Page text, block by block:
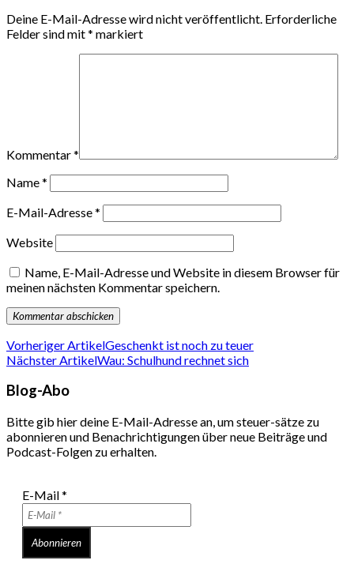
Deine E-Mail-Adresse wird nicht veröffentlicht. Erforderliche
Felder sind mit* markiert
Kommentar*
Name*
E-Mail-Adresse*
Website
Name, E-Mail-Adresse und Website in diesem Browser für
meinen nächsten Kommentar speichern.
Vorheriger ArtikelGeschenkt ist noch zu teuer
Nächster ArtikelWau: Schulhund rechnet sich
Blog-Abo
Bitte gib hier deine E-Mail-Adresse an, um steuer-sätze zu
abonnieren und Benachrichtigungen über neue Beiträge und
Podcast-Folgen zu erhalten.
E-Mail*